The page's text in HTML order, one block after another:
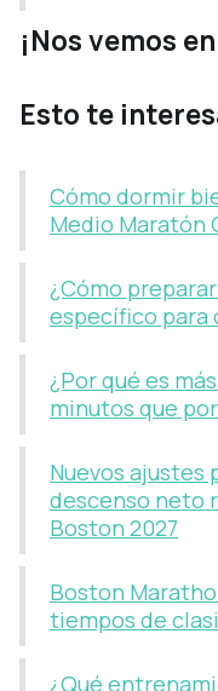
¡Nos vemos
Esto te
Cómo dormir
Medio Maratón
¿Cómo
específico para
¿Por qué es
minutos que
Nuevos ajustes
descenso neto
Boston 2027
Boston
tiempos de
¿Qué